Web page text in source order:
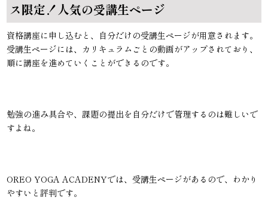
ス限定！人気の受講生ページ
資格講座に申し込むと、自分だけの受講生ページが用意されます。
受講生ページには、カリキュラムごとの動画がアップされており、
順に講座を進めていくことができるのです。
勉強の進み具合や、課題の提出を自分だけで管理するのは難しいで
すよね。
OREO YOGA ACADENYでは、受講生ページがあるので、わかり
やすいと評判です。